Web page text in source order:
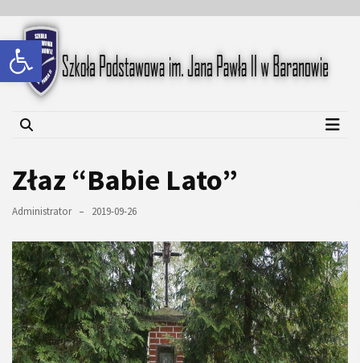
Open toolbar
content
content
Szkoła Podstawowa im.
Jana Pawła II w Baranowie
Złaz “Babie Lato”
Administrator 2019-09-26